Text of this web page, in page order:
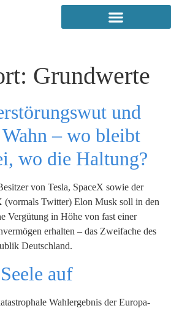
Grundwerte
und
– wo bleibt
wo die Haltung?
von Tesla, SpaceX sowie der
(vormals Twitter) Elon Musk soll in den
Vergütung in Höhe von fast einer
erhalten – das Zweifache des
Deutschland.
auf
Wahlergebnis der Europa-